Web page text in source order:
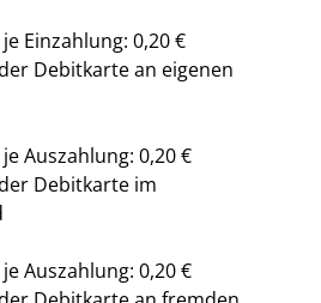
Einzahlung: 0,20 €
Debitkarte an eigenen
Auszahlung: 0,20 €
Debitkarte im
Auszahlung: 0,20 €